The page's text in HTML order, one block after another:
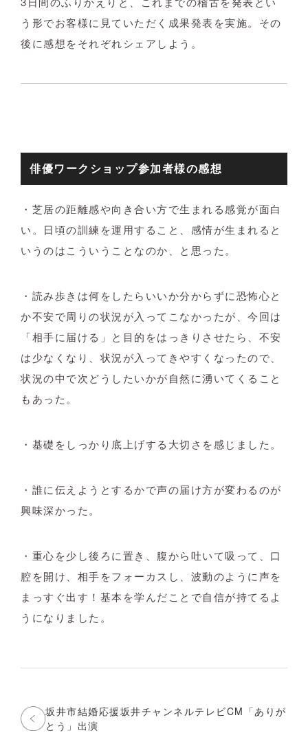
う形でお客様に見ていただく成果発表を実施。その
後に感想をそれぞれシェアしよう。
俳優ワークショップ参加者様の感想
・芝居の距離感や向き合い方で生まれる感覚が面白
い。日頃の訓練を運用すること、感情が生まれると
いうのはこういうことなのか、と思った。
・読み歩きは何をしたらいいか分からずに恐怖心と
か不安で周りの状況が入ってこなかったが、今回は
「相手に届ける」と目的をはっきりさせたら、不安
は少なくなり、状況が入ってきやすくなったので、
状況の中で次どうしたいかが自然に湧いてくること
もあった。
・基礎をしっかり底上げする大切さを感じました。
・誰に伝えようとするかで声の届け方が変わるのが
興味深かった。
・重心を少し後ろに置き、腹から吐いて吸って、口
腔を開け、相手をフォーカスし、波動のように声を
まっすぐ出す！基本を学んだことで自信が持てるよ
うになりました。
坂井市結婚応援坂井チャンネルテレビCM「ありが
とう」出演